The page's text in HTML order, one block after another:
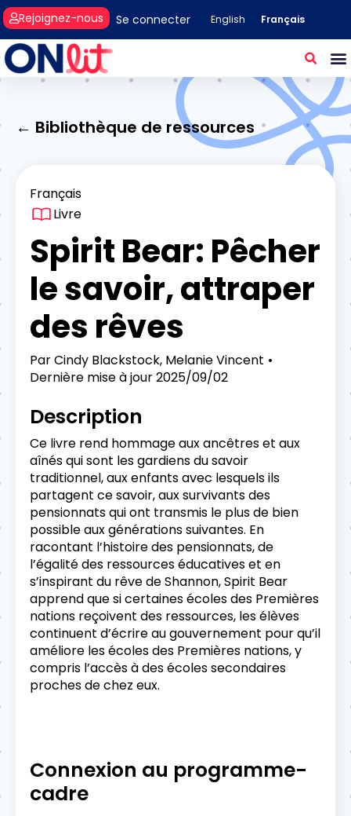
Se connecter
Rejoignez-nous English Français
← Bibliothèque de ressources
Français
Livre
Spirit Bear: Pêcher
le savoir, attraper
des rêves
ParCindy Blackstock, Melanie Vincent
Dernière mise à jour2025/09/02
Description
Ce livre rend hommage aux ancêtres et aux
aînés qui sont les gardiens du savoir
traditionnel, aux enfants avec lesquels ils
partagent ce savoir, aux survivants des
pensionnats qui ont transmis le plus de bien
possible aux générations suivantes. En
racontant l’histoire des pensionnats, de
l’égalité des ressources éducatives et en
s’inspirant du rêve de Shannon, Spirit Bear
apprend que si certaines écoles des Premières
nations reçoivent des ressources, les élèves
continuent d’écrire au gouvernement pour qu’il
améliore les écoles des Premières nations, y
compris l’accès à des écoles secondaires
proches de chez eux.
Connexion au programme-
cadre